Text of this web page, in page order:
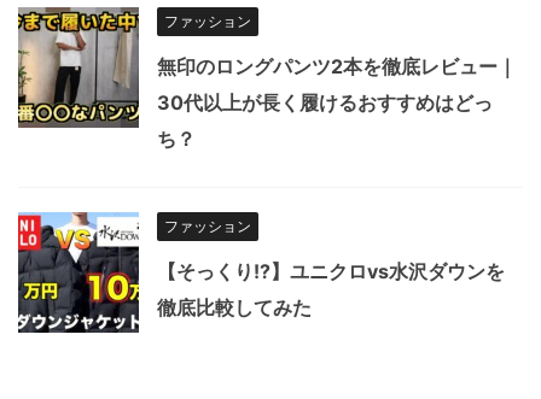
ファッション
無印のロングパンツ2本を徹底レビュー｜
30代以上が長く履けるおすすめはどっ
ち？
ファッション
【そっくり!?】ユニクロvs水沢ダウンを
徹底比較してみた